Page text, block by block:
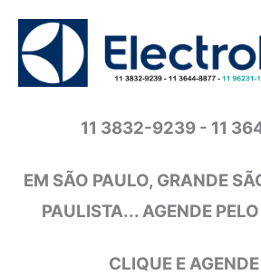
conteúdo
11 3832-9239 - 11
EM SÃO PAULO, GRANDE
PAULISTA... AGENDE
CLIQUE E